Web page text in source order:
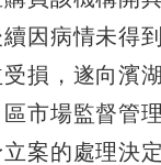
因病情未得
損，遂向濱
市場監督管
案的處理決